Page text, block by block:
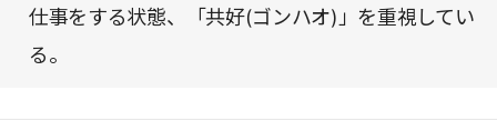
仕事をする状態、「共好(ゴンハオ)」を重視してい
る。